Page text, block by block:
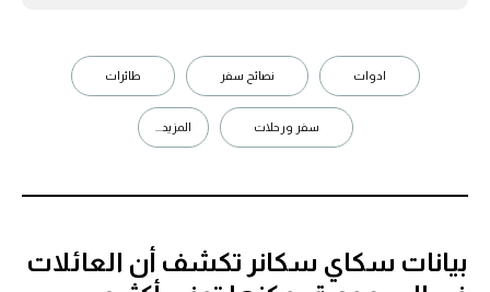
ادوات نصائح سفر طائرات
سفر ورحلات المزيد...
بيانات سكاي سكانر تكشف أن العائلات